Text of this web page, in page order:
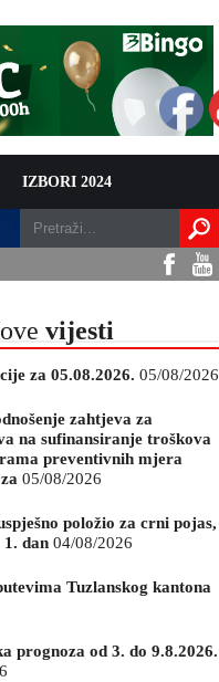
IZBORI 2024
vijesti
za 05.08.2026. 05/08/2026
zahtjeva za
na sufinansiranje troškova
preventivnih mjera
05/08/2026
položio za crni pojas,
dan 04/08/2026
Tuzlanskog kantona
prognoza od 3. do 9.8.2026.